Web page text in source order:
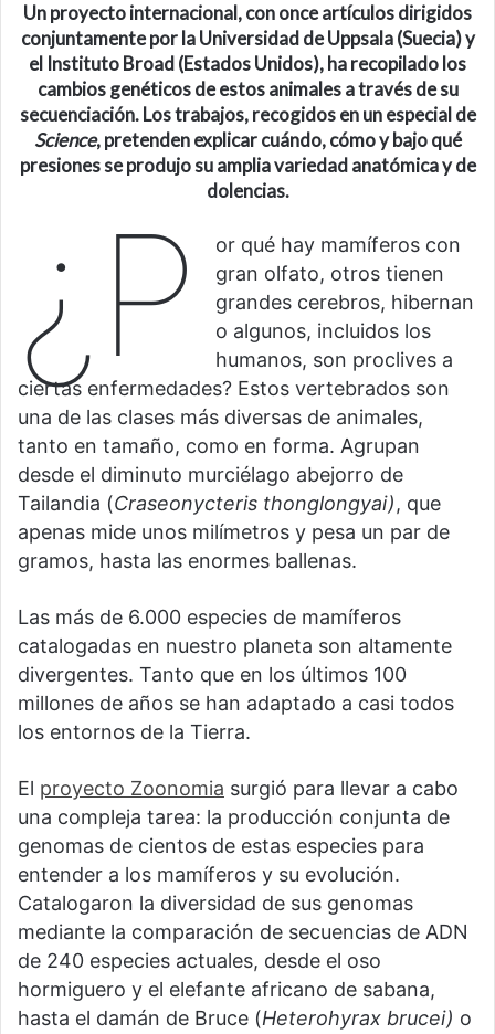
Un proyecto internacional, con once artículos dirigidos
conjuntamente por la Universidad de Uppsala (Suecia) y
el Instituto Broad (Estados Unidos), ha recopilado los
cambios genéticos de estos animales a través de su
secuenciación. Los trabajos, recogidos en un especial de
Science, pretenden explicar cuándo, cómo y bajo qué
presiones se produjo su amplia variedad anatómica y de
dolencias.
¿P
or qué hay mamíferos con
gran olfato, otros tienen
grandes cerebros, hibernan
o algunos, incluidos los
humanos, son proclives a
ciertas enfermedades? Estos vertebrados son
una de las clases más diversas de animales,
tanto en tamaño, como en forma. Agrupan
desde el diminuto murciélago abejorro de
Tailandia (Craseonycteris thonglongyai), que
apenas mide unos milímetros y pesa un par de
gramos, hasta las enormes ballenas.
Las más de 6.000 especies de mamíferos
catalogadas en nuestro planeta son altamente
divergentes. Tanto que en los últimos 100
millones de años se han adaptado a casi todos
los entornos de la Tierra.
El proyecto Zoonomia surgió para llevar a cabo
una compleja tarea: la producción conjunta de
genomas de cientos de estas especies para
entender a los mamíferos y su evolución.
Catalogaron la diversidad de sus genomas
mediante la comparación de secuencias de ADN
de 240 especies actuales, desde el oso
hormiguero y el elefante africano de sabana,
hasta el damán de Bruce (Heterohyrax brucei) o